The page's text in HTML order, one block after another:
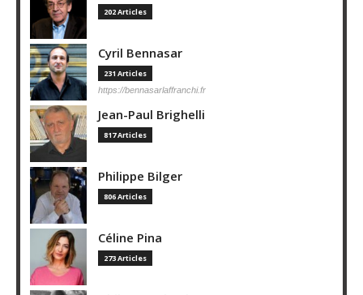
202 Articles
Cyril Bennasar
231 Articles
https://bennasarlaffranchi.fr
Jean-Paul Brighelli
817 Articles
Philippe Bilger
806 Articles
Céline Pina
273 Articles